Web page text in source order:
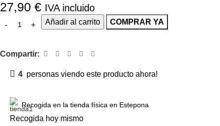
27,90 € IVA incluido
Añadir al carrito COMPRAR YA
Compartir:
4 personas viendo este producto ahora!
Recogida en la tienda física en Estepona
Recogida hoy mismo